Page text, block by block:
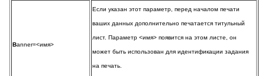
Banner=<имя>
Если указан этот параметр, перед началом печати
ваших данных дополнительно печатается титульный
лист. Параметр <имя> появится на этом листе, он
может быть использован для идентификации задания
на печать.